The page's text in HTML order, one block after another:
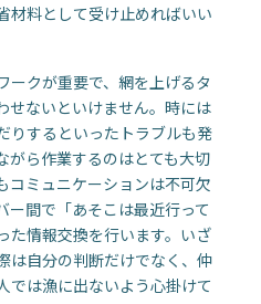
材料として受け止めればいい
ークが重要で、網を上げるタ
せないといけません。時には
りするといったトラブルも発
がら作業するのはとても大切
コミュニケーションは不可欠
ー間で「あそこは最近行って
た情報交換を行います。いざ
は自分の判断だけでなく、仲
では漁に出ないよう心掛けて